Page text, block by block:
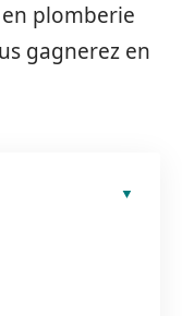
plomberie
gagnerez en